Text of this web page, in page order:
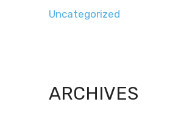
Uncategorized
ARCHIVES